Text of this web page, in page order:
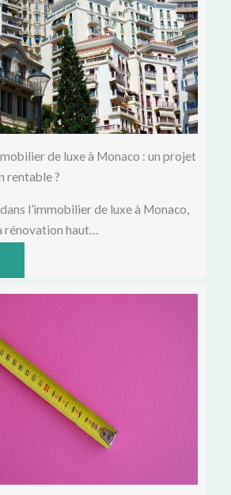
de luxe à Monaco : un projet
rentable ?
l’immobilier de luxe à Monaco,
rénovation haut…